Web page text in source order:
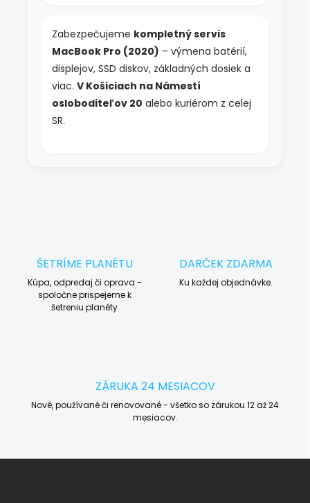
Zabezpečujeme kompletný servis
MacBook Pro (2020) – výmena batérií,
displejov, SSD diskov, základných dosiek a
viac. V Košiciach na Námestí
osloboditeľov 20 alebo kuriérom z celej
SR.
ŠETRÍME PLANÉTU
Kúpa, odpredaj či oprava -
spoločne prispejeme k
šetreniu planéty
DARČEK ZDARMA
Ku každej objednávke.
ZÁRUKA 24 MESIACOV
Nové, používané či renovované - všetko so zárukou 12 až 24
mesiacov.